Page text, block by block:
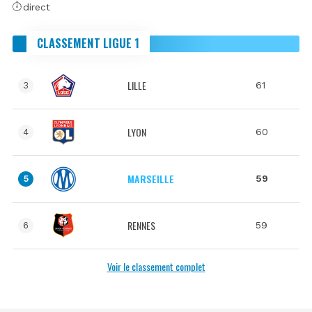
direct
CLASSEMENT LIGUE 1
3 LILLE 61
4 LYON 60
5 MARSEILLE 59
6 RENNES 59
Voir le classement complet